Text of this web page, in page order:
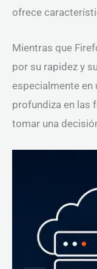
ofrece
Mientras que
por su rapidez y
especialmente en
profundiza en las
tomar una